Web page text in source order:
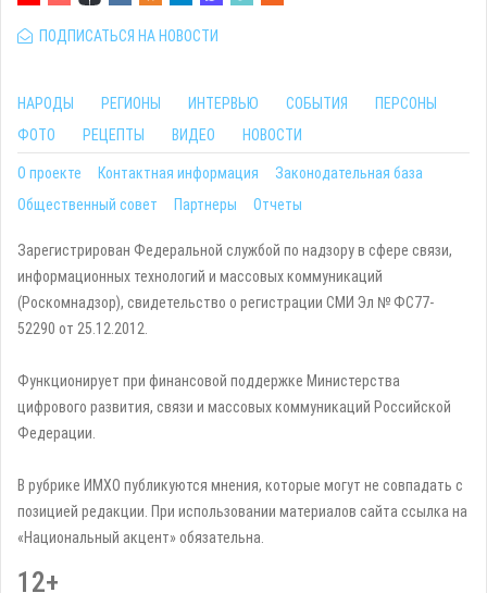
ПОДПИСАТЬСЯ НА НОВОСТИ
НАРОДЫ РЕГИОНЫ ИНТЕРВЬЮ СОБЫТИЯ
ПЕРСОНЫ
ФОТО
РЕЦЕПТЫ ВИДЕО НОВОСТИ
О проекте Контактная информация
Законодательная база
Общественный совет
Партнеры Отчеты
Зарегистрирован Федеральной службой по надзору в сфере связи,
информационных технологий и массовых коммуникаций
(Роскомнадзор), свидетельство о регистрации СМИ Эл № ФС77-
52290 от 25.12.2012.
Функционирует при финансовой поддержке Министерства
цифрового развития, связи и массовых коммуникаций Российской
Федерации.
В рубрике ИМХО публикуются мнения, которые могут не совпадать с
позицией редакции. При использовании материалов сайта ссылка на
«Национальный акцент» обязательна.
12+